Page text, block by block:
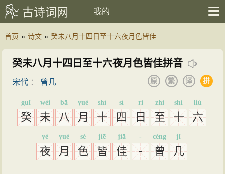
古诗词网 我的
首页 » 诗文 » 癸未八月十四日至十六夜月色皆佳
癸未八月十四日至十六夜月色皆佳拼音
宋代 ： 曾几 拼
译
繁
原
癸
guǐ
未
wèi
八
bā
月
yuè
十
shí
四
sì
日
rì
至
zhì
十
shí
六
liù
夜
yè
月
yuè
色
sè
皆
jiē
佳
jiā
-
-
曾
céng
几
jǐ